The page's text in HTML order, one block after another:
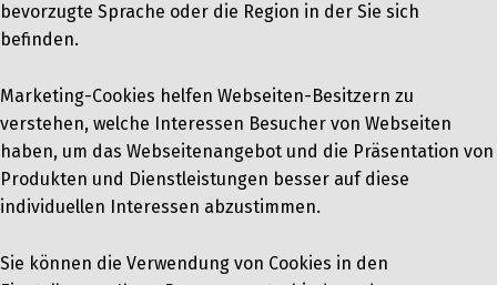
bevorzugte Sprache oder die Region in der Sie sich
befinden.
Marketing-Cookies helfen Webseiten-Besitzern zu
verstehen, welche Interessen Besucher von Webseiten
haben, um das Webseitenangebot und die Präsentation von
Produkten und Dienstleistungen besser auf diese
individuellen Interessen abzustimmen.
Sie können die Verwendung von Cookies in den